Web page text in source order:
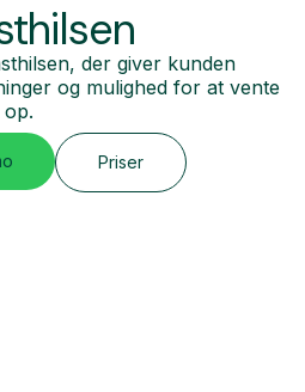
der giver kunden
og mulighed for at vente
Priser